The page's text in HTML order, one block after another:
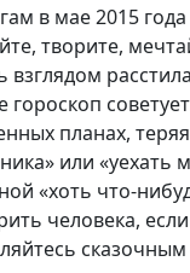
в мае 2015
творите,
взглядом
планах,
или «уехать
«хоть что-
человека,